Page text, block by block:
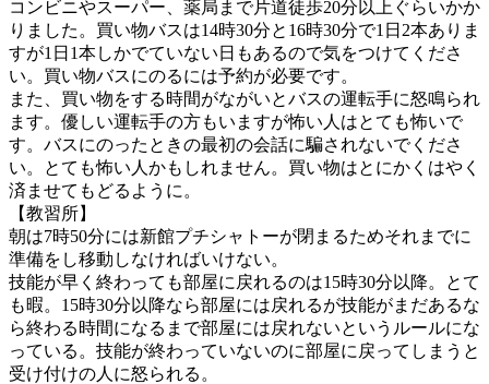
コンビニやスーパー、薬局まで片道徒歩20分以上ぐらいかか
りました。買い物バスは14時30分と16時30分で1日2本ありま
すが1日1本しかでていない日もあるので気をつけてくださ
い。買い物バスにのるには予約が必要です。
また、買い物をする時間がながいとバスの運転手に怒鳴られ
ます。優しい運転手の方もいますが怖い人はとても怖いで
す。バスにのったときの最初の会話に騙されないでくださ
い。とても怖い人かもしれません。買い物はとにかくはやく
済ませてもどるように。
【教習所】
朝は7時50分には新館プチシャトーが閉まるためそれまでに
準備をし移動しなければいけない。
技能が早く終わっても部屋に戻れるのは15時30分以降。とて
も暇。15時30分以降なら部屋には戻れるが技能がまだあるな
ら終わる時間になるまで部屋には戻れないというルールにな
っている。技能が終わっていないのに部屋に戻ってしまうと
受け付けの人に怒られる。